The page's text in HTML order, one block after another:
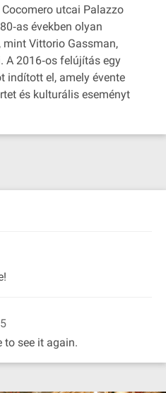
utcai Palazzo
években olyan
mint Vittorio Gassman,
A 2016‐os felújítás egy
indított el, amely évente
és kulturális eseményt
to see it again.